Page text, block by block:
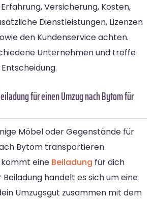
Versicherung, Kosten,
Dienstleistungen, Lizenzen
den Kundenservice achten.
Unternehmen und treffe
für einen Umzug nach Bytom für
Möbel oder Gegenstände für
Bytom transportieren
eine Beiladung für dich
Beiladung handelt es sich um eine
Umzugsgut zusammen mit dem